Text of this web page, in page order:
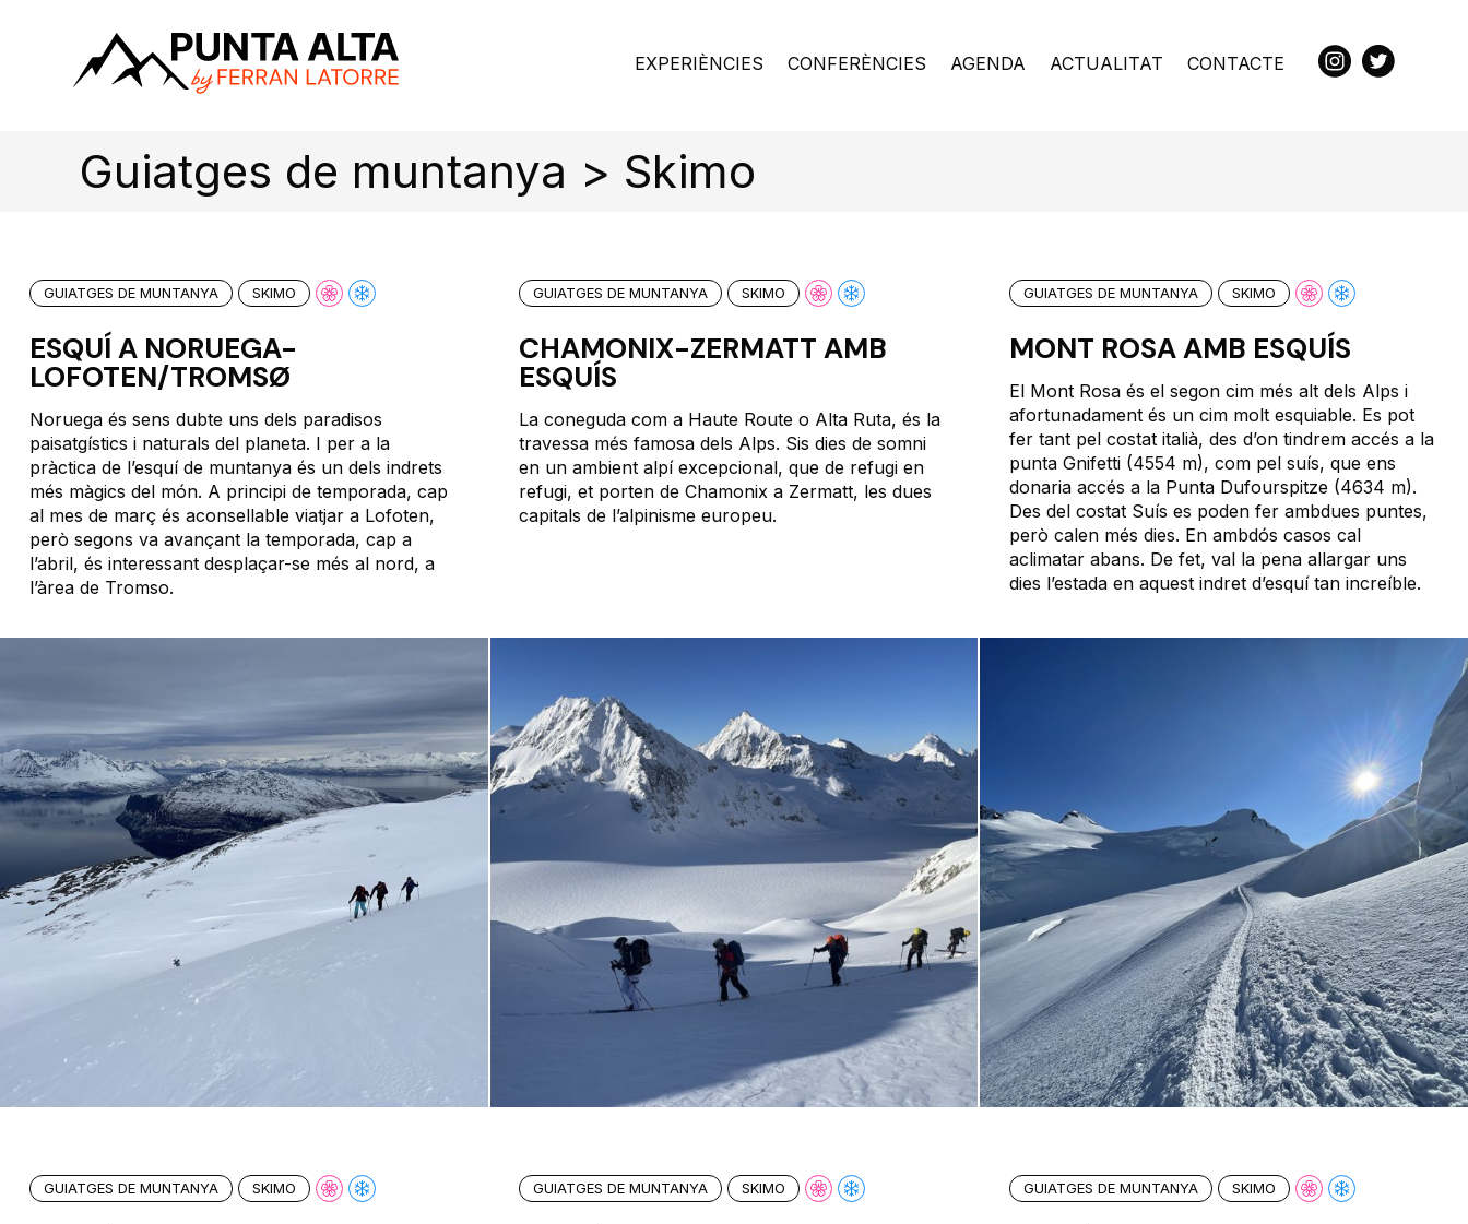
EXPERIÈNCIES CONFERÈNCIES AGENDA ACTUALITAT CONTACTE
Guiatges de muntanya > Skimo
GUIATGES DE MUNTANYA SKIMO
ESQUÍ A NORUEGA-
LOFOTEN/TROMSØ
Noruega és sens dubte uns dels paradisos
paisatgístics i naturals del planeta. I per a la
pràctica de l’esquí de muntanya és un dels indrets
més màgics del món. A principi de temporada, cap
al mes de març és aconsellable viatjar a Lofoten,
però segons va avançant la temporada, cap a
l’abril, és interessant desplaçar-se més al nord, a
l’àrea de Tromso.
GUIATGES DE MUNTANYA SKIMO
CHAMONIX-ZERMATT AMB
ESQUÍS
La coneguda com a Haute Route o Alta Ruta, és la
travessa més famosa dels Alps. Sis dies de somni
en un ambient alpí excepcional, que de refugi en
refugi, et porten de Chamonix a Zermatt, les dues
capitals de l’alpinisme europeu.
GUIATGES DE MUNTANYA SKIMO
MONT ROSA AMB ESQUÍS
El Mont Rosa és el segon cim més alt dels Alps i
afortunadament és un cim molt esquiable. Es pot
fer tant pel costat italià, des d’on tindrem accés a la
punta Gnifetti (4554 m), com pel suís, que ens
donaria accés a la Punta Dufourspitze (4634 m).
Des del costat Suís es poden fer ambdues puntes,
però calen més dies. En ambdós casos cal
aclimatar abans. De fet, val la pena allargar uns
dies l’estada en aquest indret d’esquí tan increíble.
GUIATGES DE MUNTANYA SKIMO GUIATGES DE MUNTANYA SKIMO GUIATGES DE MUNTANYA SKIMO